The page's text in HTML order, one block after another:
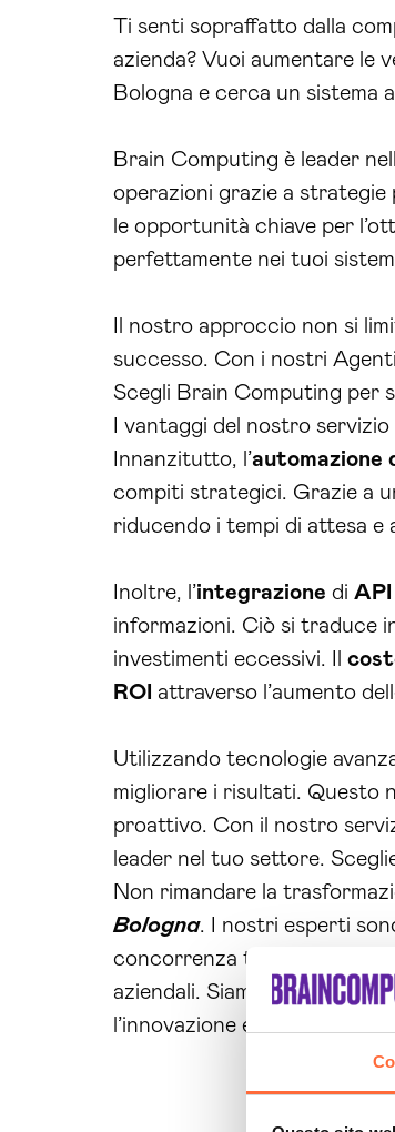
Ti senti sopraffatto dalla
azienda? Vuoi aumentare le
Bologna e cerca un sistema
Brain Computing è leader
operazioni grazie a strategie
le opportunità chiave per
perfettamente nei tuoi
Il nostro approccio non si
successo. Con i nostri
Scegli Brain Computing per
I vantaggi del nostro
Innanzitutto, l’automazione
compiti strategici. Grazie a
riducendo i tempi di attesa e
Inoltre, l’integrazione di API
informazioni. Ciò si traduce
investimenti eccessivi. Il
ROI attraverso l’aumento
Utilizzando tecnologie
migliorare i risultati. Questo
proattivo. Con il nostro
leader nel tuo settore.
Non rimandare la
Bologna. I nostri esperti
concorrenza ti superi;
aziendali. Siamo qui per
l’innovazione e contattaci ora!